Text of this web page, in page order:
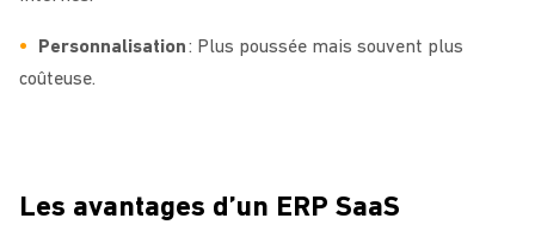
Personnalisation: Plus poussée mais souvent plus
coûteuse.
Les avantages d’un ERP SaaS